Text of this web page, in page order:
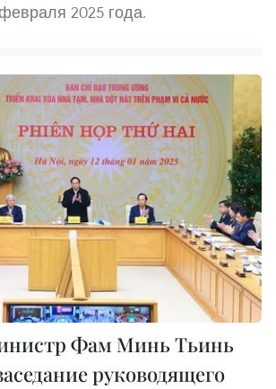
2025 года.
Фам Минь Тьинь
руководящего